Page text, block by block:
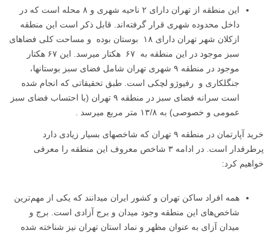
این منطقه از تهران دارای ۲ ناحیه شهری و ۸ محله است که در
داخل محدوده شهری قرار گرفته‌اند. قابل ذکر است این منطقه
ازکلان شهر تهران دارای ۱۸ بوستان بوده و مساحت کلی فضاهای
سبز موجود در این منطقه به ۶۷ هکتار میرسد. این ۶۷ هکتار
موجود در منطقه ۹ شهری تهران شامل فضای سبز بوستانها،
جنگلکاری و رفیوژو لچکی است. طبق تحقیقاتی که انجام شده
است سرانه فضای سبز در منطقه ۹ تهران (با احتساب فضای سبز
عمومی و خصوصی) به ۱۳/۸ متر مربع میرسد .
خرید آپارتمان در منطقه ۹ تهران که شاخصهای بسیار زیادی دارد
پرطرفدار است. در ادامه ۳ شاخص معروف این منطقه را معرفی
خواهیم کرد:
همه افراد ساکن تهران و کشور ایران میدانند که یکی از مهم‌ترین
شاخص‌های این منطقه وجود میدان و برج آزادی است. برج و
میدان آزای به عنوان مظهر و نماد استان تهران نیز شناخته شده